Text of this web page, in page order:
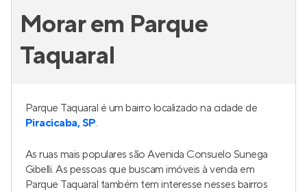
Morar em Parque
Taquaral
Parque Taquaral é um bairro localizado na cidade de
Piracicaba, SP.
As ruas mais populares são Avenida Consuelo Sunega
Gibelli. As pessoas que buscam imóveis à venda em
Parque Taquaral também tem interesse nesses bairros